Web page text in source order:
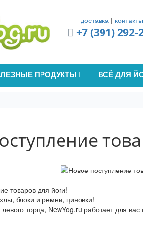
доставка | контакты
+7 (391) 292-
ПРОДУКТЫ ВСЁ ДЛЯ
товаров для йоги!
блоки и ремни, циновки!
торца, NewYog.ru работает для